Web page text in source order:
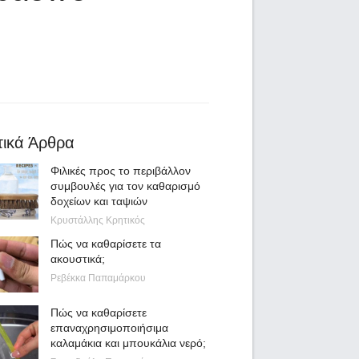
Άρθρα
Φιλικές προς το περιβάλλον
συμβουλές για τον καθαρισμό
δοχείων και ταψιών
Κρυστάλλης Κρητικός
Πώς να καθαρίσετε τα
ακουστικά;
Ρεβέκκα Παπαμάρκου
Πώς να καθαρίσετε
επαναχρησιμοποιήσιμα
καλαμάκια και μπουκάλια νερό;